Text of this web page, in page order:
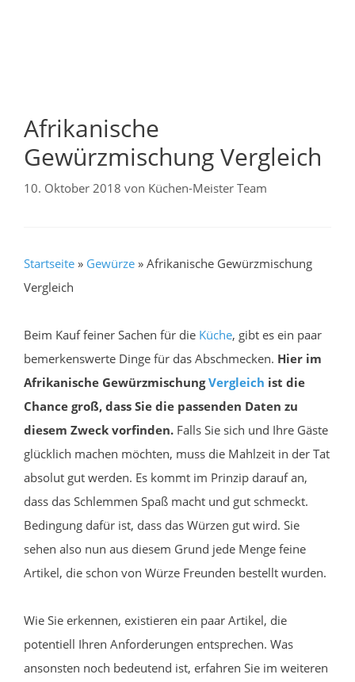
Afrikanische
Gewürzmischung Vergleich
10. Oktober 2018 von Küchen-Meister Team
Startseite » Gewürze » Afrikanische Gewürzmischung
Vergleich
Beim Kauf feiner Sachen für die Küche, gibt es ein paar
bemerkenswerte Dinge für das Abschmecken. Hier im
Afrikanische GewürzmischungVergleich ist die
Chance groß, dass Sie die passenden Daten zu
diesem Zweck vorfinden. Falls Sie sich und Ihre Gäste
glücklich machen möchten, muss die Mahlzeit in der Tat
absolut gut werden. Es kommt im Prinzip darauf an,
dass das Schlemmen Spaß macht und gut schmeckt.
Bedingung dafür ist, dass das Würzen gut wird. Sie
sehen also nun aus diesem Grund jede Menge feine
Artikel, die schon von Würze Freunden bestellt wurden.
Wie Sie erkennen, existieren ein paar Artikel, die
potentiell Ihren Anforderungen entsprechen. Was
ansonsten noch bedeutend ist, erfahren Sie im weiteren